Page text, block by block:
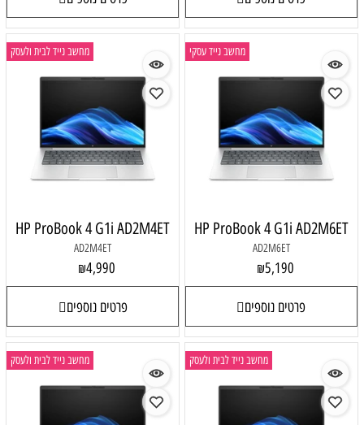
מחשב נייד עסקי
HP ProBook 4 G1i AD2M6ET
AD2M6ET
₪5,190
פרטים נוספים
מחשב נייד לבית ולעסק
HP ProBook 4 G1i AD2M4ET
AD2M4ET
₪4,990
פרטים נוספים
מחשב נייד לבית ולעסק מחשב נייד לבית ולעסק